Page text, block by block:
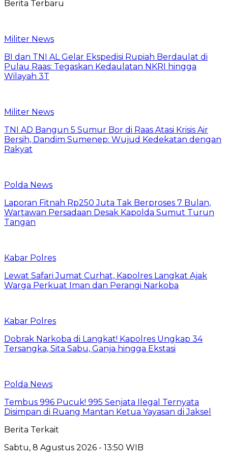
Berita Terbaru
Militer News
BI dan TNI AL Gelar Ekspedisi Rupiah Berdaulat di
Pulau Raas: Tegaskan Kedaulatan NKRI hingga
Wilayah 3T
Militer News
TNI AD Bangun 5 Sumur Bor di Raas Atasi Krisis Air
Bersih, Dandim Sumenep: Wujud Kedekatan dengan
Rakyat
Polda News
Laporan Fitnah Rp250 Juta Tak Berproses 7 Bulan,
Wartawan Persadaan Desak Kapolda Sumut Turun
Tangan
Kabar Polres
Lewat Safari Jumat Curhat, Kapolres Langkat Ajak
Warga Perkuat Iman dan Perangi Narkoba
Kabar Polres
Dobrak Narkoba di Langkat! Kapolres Ungkap 34
Tersangka, Sita Sabu, Ganja hingga Ekstasi
Polda News
Tembus 996 Pucuk! 995 Senjata Ilegal Ternyata
Disimpan di Ruang Mantan Ketua Yayasan di Jaksel
Berita Terkait
Sabtu, 8 Agustus 2026 - 13:50 WIB